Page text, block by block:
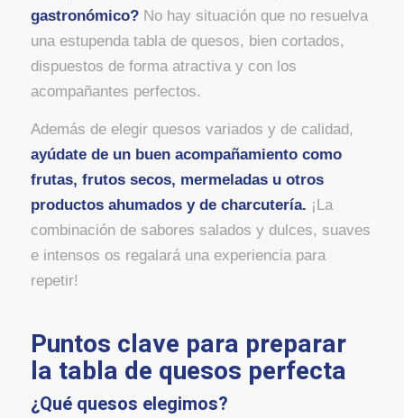
gastronómico?No hay situación que no resuelva
una estupenda tabla de quesos, bien cortados,
dispuestos de forma atractiva y con los
acompañantes perfectos.
Además de elegir quesos variados y de calidad,
ayúdate de un buen acompañamiento como
frutas, frutos secos, mermeladas u otros
productos ahumados y de charcutería. ¡La
combinación de sabores salados y dulces, suaves
e intensos os regalará una experiencia para
repetir!
Puntos clave para preparar
la tabla de quesos perfecta
¿Qué quesos elegimos?